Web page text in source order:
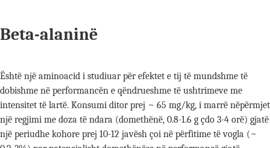
Beta-alaninë
Është një aminoacid i studiuar për efektet e tij të mundshme të
dobishme në performancën e qëndrueshme të ushtrimeve me
intensitet të lartë. Konsumi ditor prej ~ 65 mg/kg, i marrë nëpërmjet
një regjimi me doza të ndara (domethënë, 0.8-1.6 g çdo 3-4 orë) gjatë
një periudhe kohore prej 10-12 javësh çoi në përfitime të vogla (~